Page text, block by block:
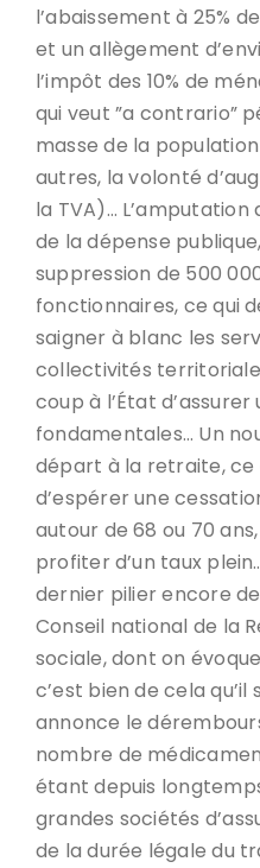
l’abaissement à 25%
et un allègement
l’impôt des 10% de
qui veut ”a contrario”
masse de la
autres, la volonté
la TVA)… L’amputation
de la dépense
suppression de 500
fonctionnaires, ce qui
saigner à blanc les
collectivités
coup à l’État
fondamentales… Un
départ à la retraite, ce
d’espérer une
autour de 68 ou 70
profiter d’un taux
dernier pilier encore
Conseil national de la
sociale, dont on
c’est bien de cela qu’il
annonce le
nombre de
étant depuis
grandes sociétés
de la durée légale du